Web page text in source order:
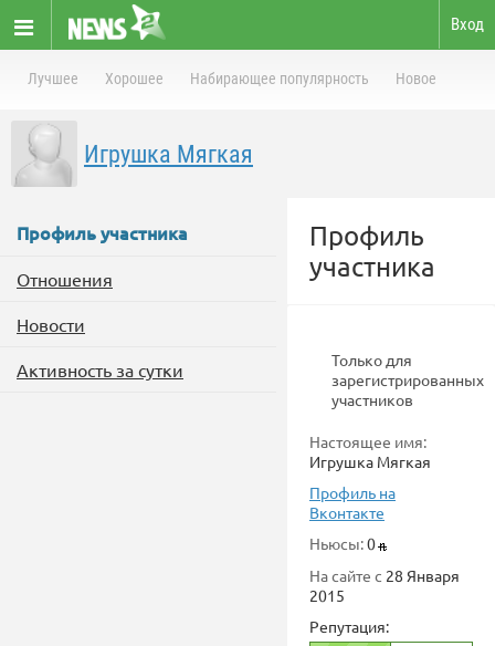
Вход
Лучшее Хорошее Набирающее популярность Новое
Игрушка Мягкая
Профиль участника
Отношения
Новости
Активность за сутки
Профиль
участника
Только для
зарегистрированных
участников
Настоящее имя:
Игрушка Мягкая
Профиль на
Вконтакте
Ньюсы:0
На сайте с 28 Января
2015
Репутация: